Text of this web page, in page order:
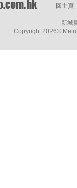
回主頁
新城
Copyright 2026©